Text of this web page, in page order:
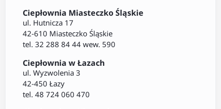
Ciepłownia Miasteczko Śląskie
ul. Hutnicza 17
42-610 Miasteczko Śląskie
tel. 32 288 84 44 wew. 590
Ciepłownia w Łazach
ul. Wyzwolenia 3
42-450 Łazy
tel. 48 724 060 470